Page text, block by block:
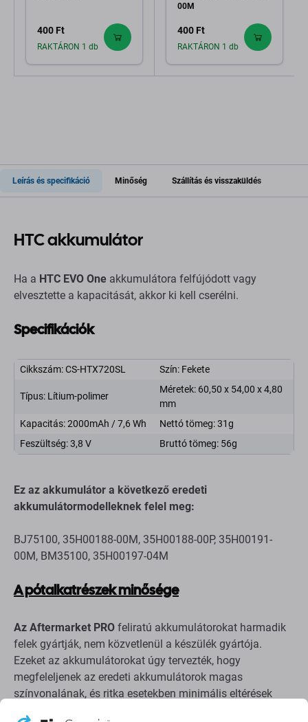
400 Ft
RAKTÁRON 1 db
00M
400 Ft
RAKTÁRON 1 db
Leírás és specifikáció Minőség Szállítás és visszaküldés
HTC akkumulátor
Ha a HTC EVO One akkumulátora felfújódott vagy
elvesztette a kapacitását, akkor ki kell cserélni.
Specifikációk
Cikkszám: CS-HTX720SL Szín: Fekete
Típus: Lítium-polimer
Méretek: 60,50 x 54,00 x 4,80
mm
Kapacitás: 2000mAh / 7,6 Wh
Nettó tömeg: 31g
Feszültség: 3,8 V
Bruttó tömeg: 56g
Ez az akkumulátor a következő eredeti
akkumulátormodelleknek felel meg:
BJ75100, 35H00188-00M, 35H00188-00P, 35H00191-
00M, BM35100, 35H00197-04M
A pótalkatrészek minősége
Az Aftermarket PRO feliratú akkumulátorokat harmadik
felek gyártják, nem közvetlenül a készülék gyártója.
Ezeket az akkumulátorokat úgy tervezték, hogy
megfeleljenek az eredeti akkumulátorok magas
színvonalának, és ritka esetekben minimális eltérések